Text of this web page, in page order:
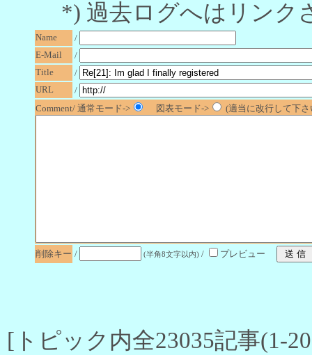
*) 過去ログへはリンク
Name
/
E-Mail
/
Title
/
URL
/
Comment/ 通常モード->
図表モード-> (適当に改行して下
削除キー / (半角8文字以内) / プレビュー
[トピック内全23035記事(1-